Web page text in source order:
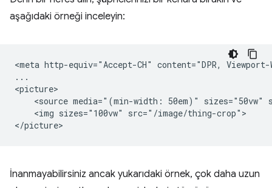
aşağıdaki örneği inceleyin:
<meta http-equiv="Accept-CH" content="DPR,
...
<picture>
<source media="(min-width: 50em)" sizes="50vw"
    <img sizes="100vw" src="/image/thing-crop">
İnanmayabilirsiniz ancak yukarıdaki örnek, çok daha uzun